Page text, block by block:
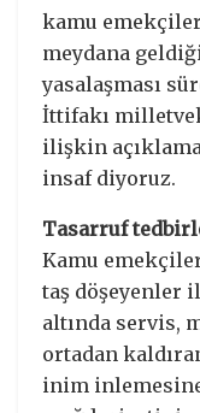
kamu
meydana
yasalaşması
İttifakı
ilişkin
insaf diyoruz.
Tasarruf
Kamu
taş döşeyenler
altında servis,
ortadan
inim